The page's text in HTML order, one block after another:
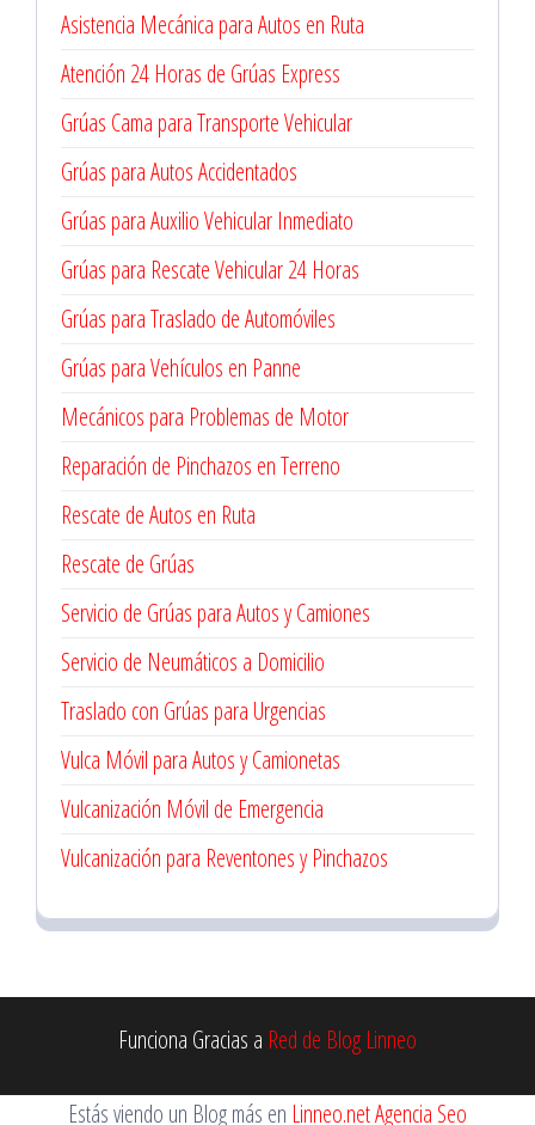
Asistencia Mecánica para Autos en Ruta
Atención 24 Horas de Grúas Express
Grúas Cama para Transporte Vehicular
Grúas para Autos Accidentados
Grúas para Auxilio Vehicular Inmediato
Grúas para Rescate Vehicular 24 Horas
Grúas para Traslado de Automóviles
Grúas para Vehículos en Panne
Mecánicos para Problemas de Motor
Reparación de Pinchazos en Terreno
Rescate de Autos en Ruta
Rescate de Grúas
Servicio de Grúas para Autos y Camiones
Servicio de Neumáticos a Domicilio
Traslado con Grúas para Urgencias
Vulca Móvil para Autos y Camionetas
Vulcanización Móvil de Emergencia
Vulcanización para Reventones y Pinchazos
Funciona Gracias a Red de Blog Linneo
Estás viendo un Blog más en Linneo.net Agencia Seo